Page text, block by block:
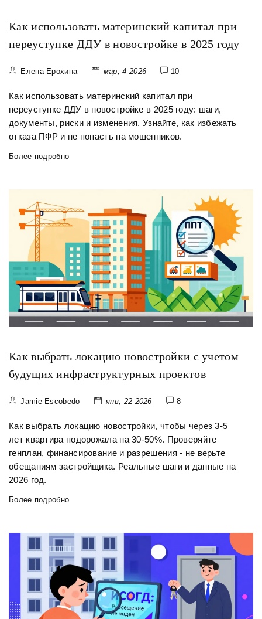
Как использовать материнский капитал при
переуступке ДДУ в новостройке в 2025 году
Елена Ерохина мар, 4 2026 10
Как использовать материнский капитал при
переуступке ДДУ в новостройке в 2025 году: шаги,
документы, риски и изменения. Узнайте, как избежать
отказа ПФР и не попасть на мошенников.
Более подробно
Как выбрать локацию новостройки с учетом
будущих инфраструктурных проектов
Jamie Escobedo янв, 22 2026 8
Как выбрать локацию новостройки, чтобы через 3-5
лет квартира подорожала на 30-50%. Проверяйте
генплан, финансирование и разрешения - не верьте
обещаниям застройщика. Реальные шаги и данные на
2026 год.
Более подробно